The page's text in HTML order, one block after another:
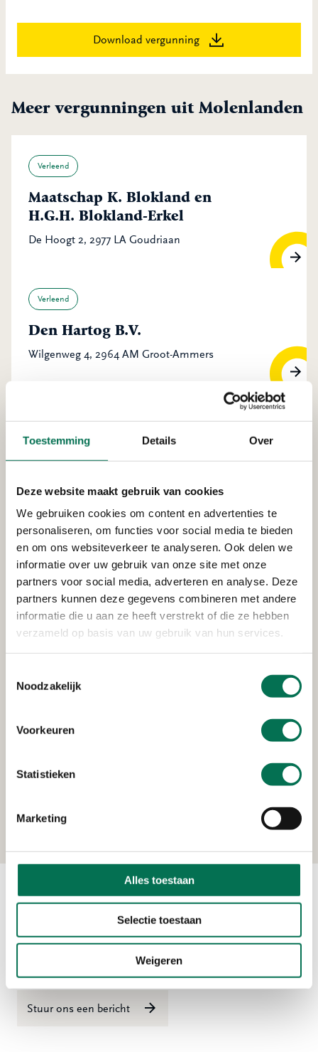
Toestemming Details Over
Deze website maakt gebruik van cookies
We gebruiken cookies om content en advertenties te
personaliseren, om functies voor social media te bieden
en om ons websiteverkeer te analyseren. Ook delen we
informatie over uw gebruik van onze site met onze
partners voor social media, adverteren en analyse. Deze
partners kunnen deze gegevens combineren met andere
informatie die u aan ze heeft verstrekt of die ze hebben
verzameld op basis van uw gebruik van hun services.
Noodzakelijk
Voorkeuren
Statistieken
Marketing
Alles toestaan
Selectie toestaan
Weigeren
Download vergunning
Meer vergunningen uit Molenlanden
Verleend
Maatschap K. Blokland en
H.G.H. Blokland-Erkel
De Hoogt 2, 2977 LA Goudriaan
Verleend
Den Hartog B.V.
Wilgenweg 4, 2964 AM Groot-Ammers
Waterschap Rivierenland
Verleend
Wemmers Tanktransport B.V.
Wervenkampweg 4, 2971 VJ Bleskensgraaf
Smoutjesweg 4, 2977 AR Goudriaan
Ma t/m vr 08:00 tot 16:30 uur
Stuur ons een bericht